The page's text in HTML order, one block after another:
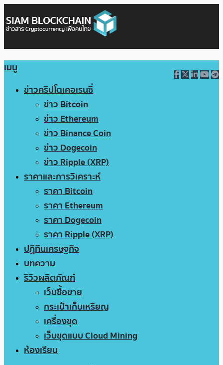
เมนู
ข่าวคริปโตเคอเรนซี่
ข่าว Bitcoin
ข่าว Ethereum
ข่าว Binance Coin
ข่าว Dogecoin
ข่าว Ripple (XRP)
ราคาและการวิเคราะห์
ราคา Bitcoin
ราคา Ethereum
ราคา Dogecoin
ราคา Ripple (XRP)
ปฏิทินเศรษฐกิจ
บทความ
รีวิวผลิตภัณฑ์
เว็บซื้อขาย
กระเป๋าเก็บเหรียญ
เครื่องขุด
เว็บขุดแบบ Cloud Mining
ห้องเรียน